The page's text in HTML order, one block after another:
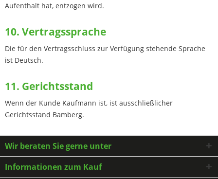
Aufenthalt hat, entzogen wird.
10. Vertragssprache
Die für den Vertragsschluss zur Verfügung stehende Sprache
ist Deutsch.
11. Gerichtsstand
Wenn der Kunde Kaufmann ist, ist ausschließlicher
Gerichtsstand Bamberg.
Wir beraten Sie gerne unter
Informationen zum Kauf